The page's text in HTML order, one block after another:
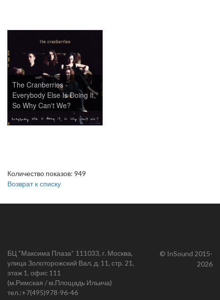
The Cranberries -
Everybody Else Is Doing It,
So Why Can't We?
Количество показов: 949
Возврат к списку
БЦ “Максима Плаза“ 111033, г. Москва,
улица Золоторожский Вал, д. 11, стр. 21,
этаж 1, офис 111
(м.Римская / м.Площадь Ильича)
тел.:+7(495)978-96-46
© InSound 2015-
2026